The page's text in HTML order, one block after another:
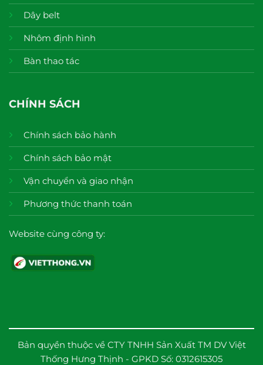
Dây belt
Nhôm định hình
Bàn thao tác
CHÍNH SÁCH
Chính sách bảo hành
Chính sách bảo mật
Vận chuyển và giao nhận
Phương thức thanh toán
Website cùng công ty:
Bản quyền thuộc về CTY TNHH Sản Xuất TM DV Việt
Thống Hưng Thịnh - GPKD Số: 0312615305